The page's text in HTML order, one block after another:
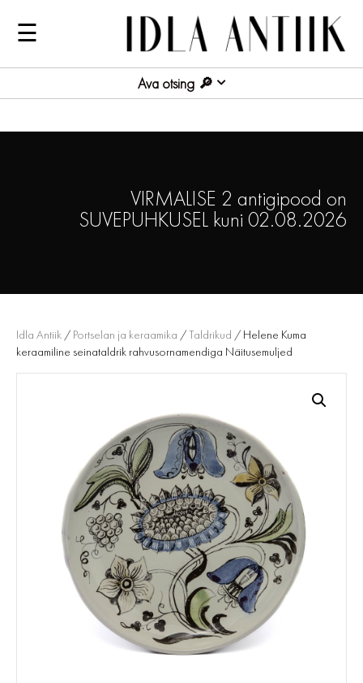
☰
Ava otsing
VIRMALISE 2 antigipood on
SUVEPUHKUSEL kuni 02.08.2026
Idla Antiik / Portselan ja keraamika /Taldrikud / Helene Kuma
keraamiline seinataldrik rahvusornamendiga Näitusemuljed